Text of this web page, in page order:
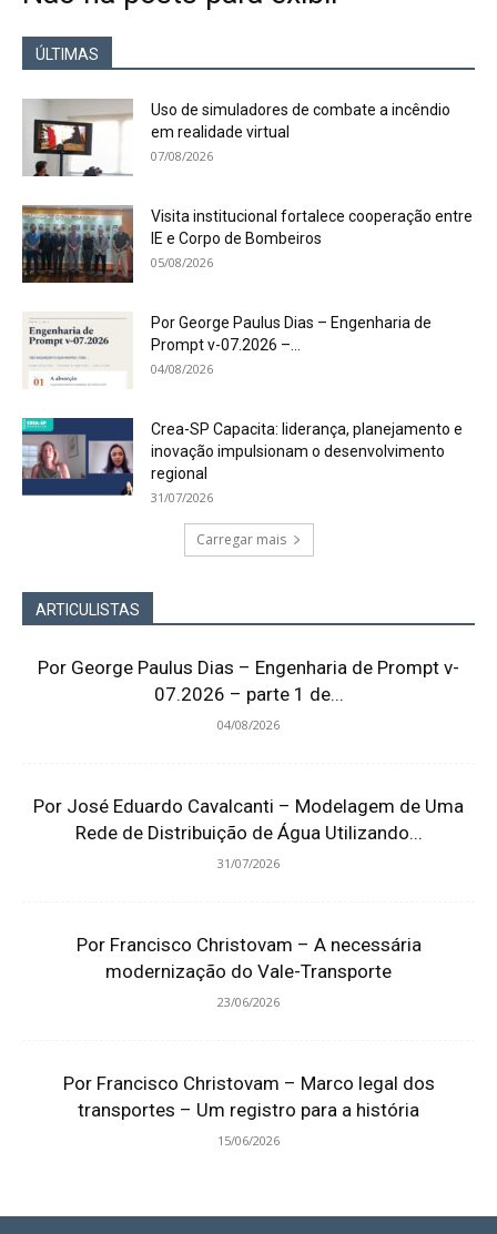
ÚLTIMAS
Uso de simuladores de combate a incêndio
em realidade virtual
07/08/2026
Visita institucional fortalece cooperação entre
IE e Corpo de Bombeiros
05/08/2026
Por George Paulus Dias – Engenharia de
Prompt v-07.2026 –...
04/08/2026
Crea-SP Capacita: liderança, planejamento e
inovação impulsionam o desenvolvimento
regional
31/07/2026
Carregar mais
ARTICULISTAS
Por George Paulus Dias – Engenharia de Prompt v-
07.2026 – parte 1 de...
04/08/2026
Por José Eduardo Cavalcanti – Modelagem de Uma
Rede de Distribuição de Água Utilizando...
31/07/2026
Por Francisco Christovam – A necessária
modernização do Vale-Transporte
23/06/2026
Por Francisco Christovam – Marco legal dos
transportes – Um registro para a história
15/06/2026